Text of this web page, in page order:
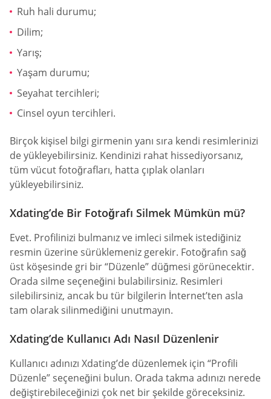
Ruh hali durumu;
Dilim;
Yarış;
Yaşam durumu;
Seyahat tercihleri;
Cinsel oyun tercihleri.
Birçok kişisel bilgi girmenin yanı sıra kendi resimlerinizi
de yükleyebilirsiniz. Kendinizi rahat hissediyorsanız,
tüm vücut fotoğrafları, hatta çıplak olanları
yükleyebilirsiniz.
Xdating’de Bir Fotoğrafı Silmek Mümkün mü?
Evet. Profilinizi bulmanız ve imleci silmek istediğiniz
resmin üzerine sürüklemeniz gerekir. Fotoğrafın sağ
üst köşesinde gri bir “Düzenle” düğmesi görünecektir.
Orada silme seçeneğini bulabilirsiniz. Resimleri
silebilirsiniz, ancak bu tür bilgilerin İnternet’ten asla
tam olarak silinmediğini unutmayın.
Xdating’de Kullanıcı Adı Nasıl Düzenlenir
Kullanıcı adınızı Xdating’de düzenlemek için “Profili
Düzenle” seçeneğini bulun. Orada takma adınızı nerede
değiştirebileceğinizi çok net bir şekilde göreceksiniz.